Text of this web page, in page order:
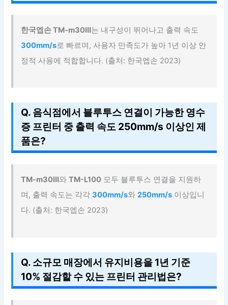
한국엡손 TM-m30Ⅲ는 내구성이 뛰어나고 출력 속도
300mm/s로 빠르며, 사용자 만족도가 높아 1년 이상 안
정적 사용에 적합합니다. (출처: 한국엡손 2023)
Q. 음식점에서 블루투스 연결이 가능한 영수
증 프린터 중 출력 속도 250mm/s 이상인 제
품은?
TM-m30Ⅲ와TM-L100 모두 블루투스 연결을 지원하
며, 출력 속도는 각각300mm/s와250mm/s 이상입니
다. (출처: 한국엡손 2023)
Q. 소규모 매장에서 유지비용을 1년 기준
10% 절감할 수 있는 프린터 관리법은?